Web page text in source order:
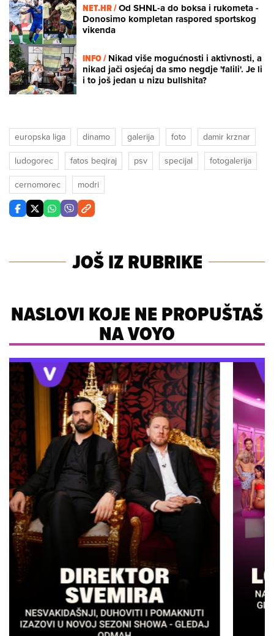
NET.HR /Od SHNL-a do boksa i rukometa -
Donosimo kompletan raspored sportskog
vikenda
INFO /Nikad više mogućnosti i aktivnosti, a
nikad jači osjećaj da smo negdje 'falili'. Je li
i to još jedan u nizu bullshita?
europska liga dinamo galerija foto
damir krznar
ludogorec
fatos beqiraj psv specijal
fotogalerija
cernomorec
modri
JOŠ IZ RUBRIKE
NASLOVI KOJE NE PROPUŠTAŠ
NA VOYO